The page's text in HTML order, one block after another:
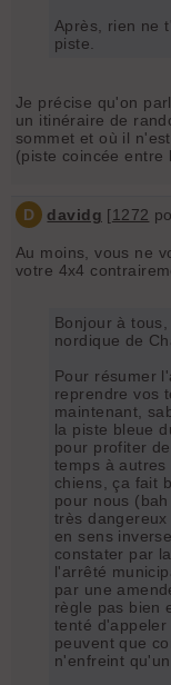
Après, rien ne
piste.
Je précise qu'on
un itinéraire de
sommet et où il
(piste coincée entre
D davidg [1272
Au moins, vous ne
votre 4x4
Bonjour à
nordique de
Pour résumer
reprendre vos
maintenant,
la piste bleue
pour profiter
temps à
chiens, ça fait
pour nous
très
en sens
constater par
l'arrêté
par une
règle pas bien
tenté d'appeler
peuvent que
n'enfreint